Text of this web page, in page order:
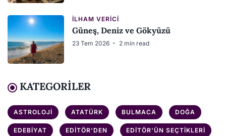
İLHAM VERICI
Güneş, Deniz ve Gökyüzü
23 Tem 2026 2 min read
KATEGORILER
ASTROLOJI ATATÜRK BULMACA DOĞA
EDEBIYAT EDITÖR'DEN EDITÖR'ÜN SEÇTIKLERI